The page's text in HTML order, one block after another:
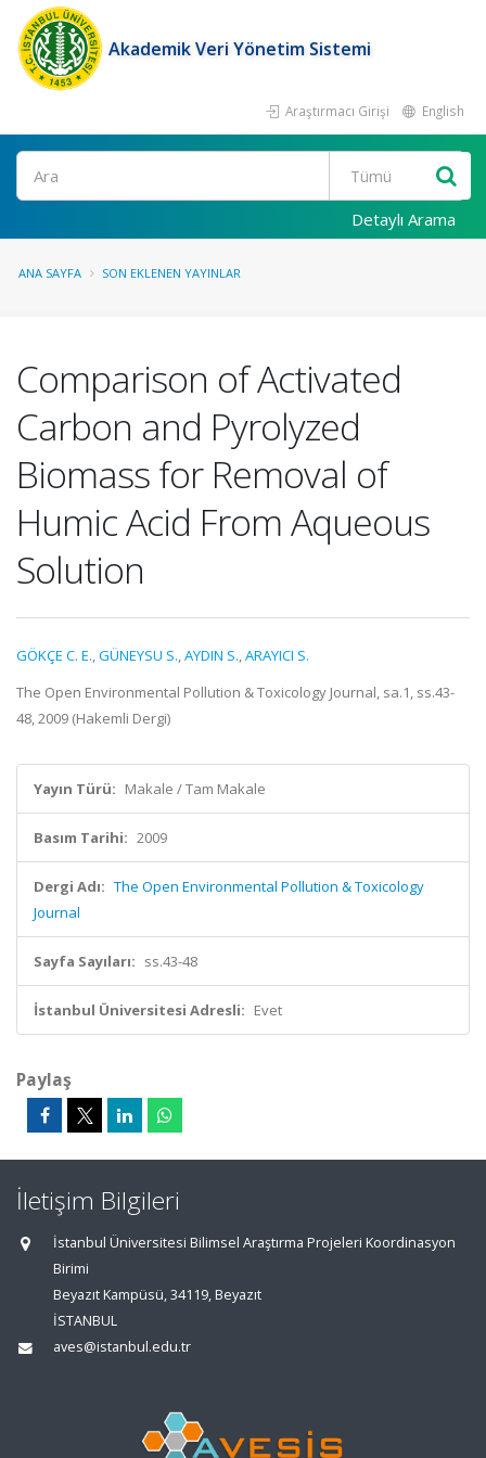
Akademik Veri Yönetim Sistemi
Araştırmacı Girişi English
Ara
Detaylı Arama
ANA SAYFA SON EKLENEN YAYINLAR
Comparison of Activated
Carbon and Pyrolyzed
Biomass for Removal of
Humic Acid From Aqueous
Solution
GÖKÇE C. E.,GÜNEYSU S.,AYDIN S.,ARAYICI S.
The Open Environmental Pollution & Toxicology Journal, sa.1, ss.43-
48, 2009 (Hakemli Dergi)
Yayın Türü: Makale / Tam Makale
Basım Tarihi: 2009
Dergi Adı: The Open Environmental Pollution & Toxicology
Journal
Sayfa Sayıları: ss.43-48
İstanbul Üniversitesi Adresli: Evet
Paylaş
İletişim Bilgileri
İstanbul Üniversitesi Bilimsel Araştırma Projeleri Koordinasyon
Birimi
Beyazıt Kampüsü, 34119, Beyazıt
İSTANBUL
aves@istanbul.edu.tr